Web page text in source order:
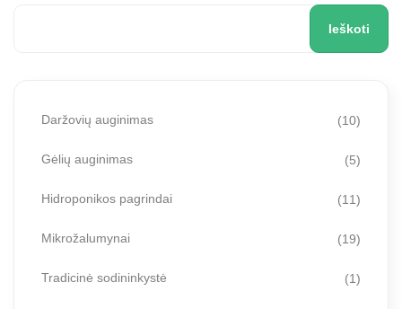
Ieškoti
Daržovių auginimas (10)
Gėlių auginimas (5)
Hidroponikos pagrindai (11)
Mikrožalumynai (19)
Tradicinė sodininkystė (1)